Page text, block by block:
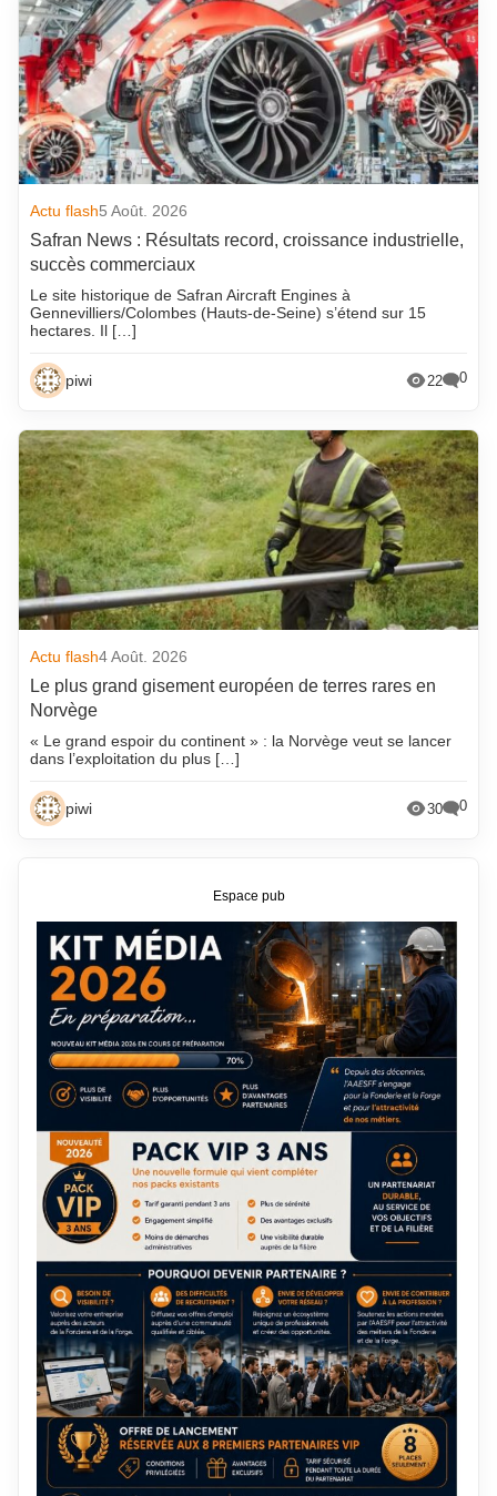
Actu flash5 Août. 2026
Safran News : Résultats record, croissance industrielle,
succès commerciaux
Le site historique de Safran Aircraft Engines à
Gennevilliers/Colombes (Hauts-de-Seine) s’étend sur 15
hectares. Il […]
piwi 22 0
Actu flash4 Août. 2026
Le plus grand gisement européen de terres rares en
Norvège
« Le grand espoir du continent » : la Norvège veut se lancer
dans l’exploitation du plus […]
piwi 30 0
Espace pub